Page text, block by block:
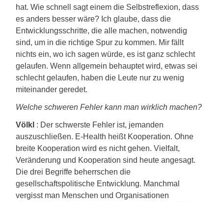
hat. Wie schnell sagt einem die Selbstreflexion, dass
es anders besser wäre? Ich glaube, dass die
Entwicklungsschritte, die alle machen, notwendig
sind, um in die richtige Spur zu kommen. Mir fällt
nichts ein, wo ich sagen würde, es ist ganz schlecht
gelaufen. Wenn allgemein behauptet wird, etwas sei
schlecht gelaufen, haben die Leute nur zu wenig
miteinander geredet.
Welche schweren Fehler kann man wirklich machen?
Völkl : Der schwerste Fehler ist, jemanden
auszuschließen. E-Health heißt Kooperation. Ohne
breite Kooperation wird es nicht gehen. Vielfalt,
Veränderung und Kooperation sind heute angesagt.
Die drei Begriffe beherrschen die
gesellschaftspolitische Entwicklung. Manchmal
vergisst man Menschen und Organisationen